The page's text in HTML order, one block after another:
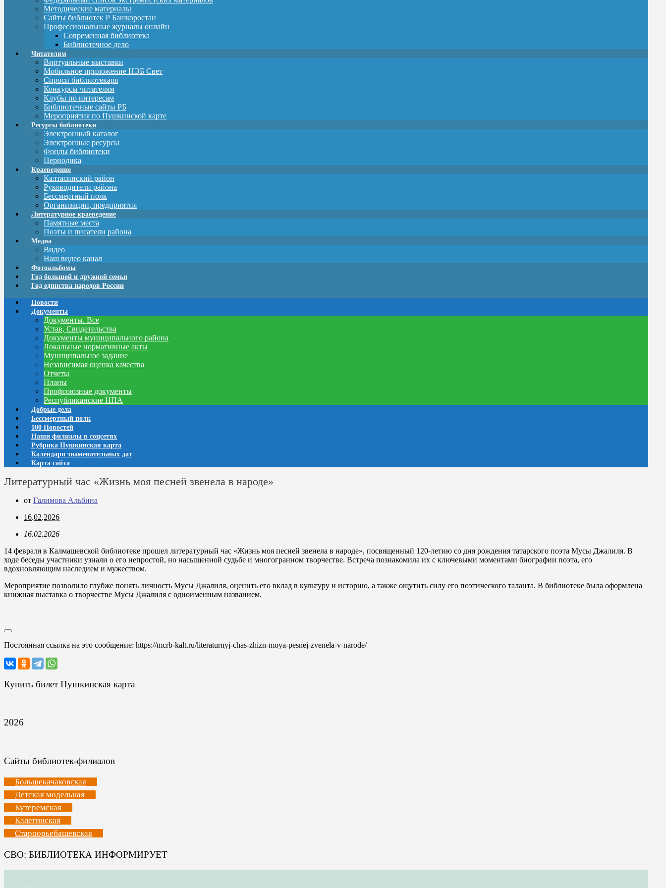
Методические материалы
Сайты библиотек Р Башкоростан
Профессиональные журналы онлайн
Современная библиотека
Библиотечное дело
Читателям
Виртуальные выставки
Мобильное приложение НЭБ Свет
Спроси библиотекаря
Конкурсы читателям
Клубы по интересам
Библиотечные сайты РБ
Мероприятия по Пушкинской карте
Ресурсы библиотеки
Электронный каталог
Электронные ресурсы
Фонды библиотеки
Периодика
Краеведение
Калтасинский район
Руководители района
Бессмертный полк
Организации, предприятия
Литературное краеведение
Памятные места
Поэты и писатели района
Медиа
Видео
Наш видео канал
Фотоальбомы
Год большой и дружной семьи
Год единства народов России
Новости
Документы
Документы. Все
Устав, Свидетельства
Документы муниципального района
Локальные нормативные акты
Муниципальное задание
Независимая оценка качества
Отчеты
Планы
Профсоюзные документы
Республиканские НПА
Добрые дела
Бессмертный полк
100 Новостей
Наши филиалы в соцсетях
Рубрика Пушкинская карта
Календари знаменательных дат
Карта сайта
Литературный час «Жизнь моя песней звенела в народе»
от Галимова Альбина
16.02.2026
16.02.2026
14 февраля в Калмашевской библиотеке прошел литературный час «Жизнь моя песней звенела в народе», посвященный 120-летию со дня рождения татарского поэта Мусы Джалиля. В
ходе беседы участники узнали о его непростой, но насыщенной судьбе и многогранном творчестве. Встреча познакомила их с ключевыми моментами биографии поэта, его
вдохновляющим наследием и мужеством.
Мероприятие позволило глубже понять личность Мусы Джалиля, оценить его вклад в культуру и историю, а также ощутить силу его поэтического таланта. В библиотеке была оформлена
книжная выставка о творчестве Мусы Джалиля с одноименным названием.
Постоянная ссылка на это сообщение: https://mcrb-kalt.ru/literaturnyj-chas-zhizn-moya-pesnej-zvenela-v-narode/
Купить билет Пушкинская карта
2026
Сайты библиотек-филиалов
Большекачаковская
Детская модельная
Кутеремская
Калегинская
Староорьебашевская
СВО: БИБЛИОТЕКА ИНФОРМИРУЕТ